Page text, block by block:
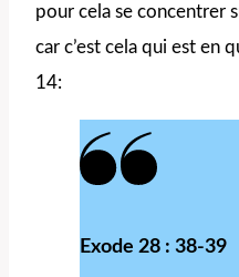
pour cela se concentrer
car c’est cela qui est en
14:
Exode 28 : 38-39